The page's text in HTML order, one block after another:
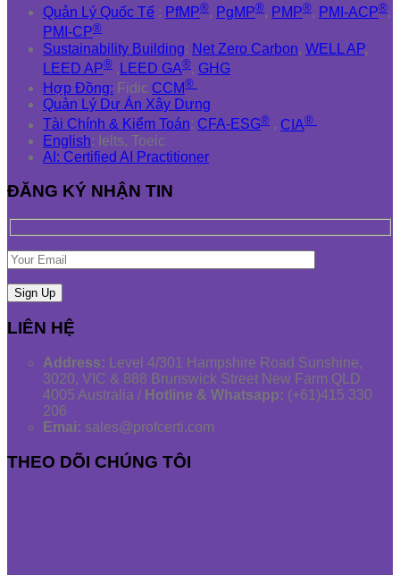
Quản Lý Quốc Tế : PfMP®, PgMP®, PMP®, PMI-ACP®,
PMI-CP®
Sustainability Building: Net Zero Carbon, WELL AP,
LEED AP® , LEED GA®, GHG
Hợp Đồng: Fidic CCM®
Quản Lý Dự Án Xây Dựng
Tài Chính & Kiểm Toán: CFA-ESG® , CIA®
English: Ielts, Toeic
AI: Certified AI Practitioner
ĐĂNG KÝ NHẬN TIN
LIÊN HỆ
Address: Level 4/301 Hampshire Road Sunshine,
3020, VIC & 888 Brunswick Street New Farm QLD
4005 Australia / Hotline & Whatsapp: (+61)415 330
206
Emai: sales@profcerti.com
THEO DÕI CHÚNG TÔI